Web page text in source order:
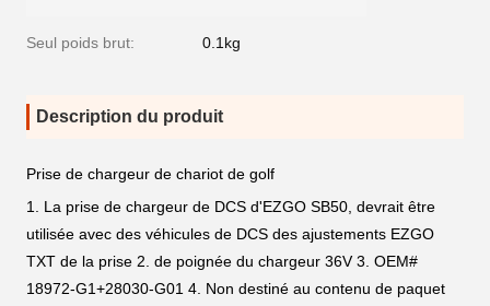
Seul poids brut: 0.1kg
Description du produit
Prise de chargeur de chariot de golf
1. La prise de chargeur de DCS d'EZGO SB50, devrait être
utilisée avec des véhicules de DCS des ajustements EZGO
TXT de la prise 2. de poignée du chargeur 36V 3. OEM#
18972-G1+28030-G01 4. Non destiné au contenu de paquet